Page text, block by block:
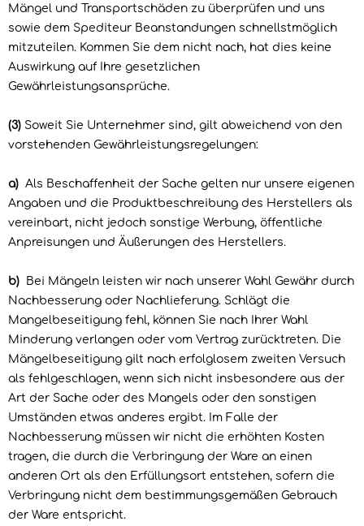
Mängel und Transportschäden zu überprüfen und uns
sowie dem Spediteur Beanstandungen schnellstmöglich
mitzuteilen. Kommen Sie dem nicht nach, hat dies keine
Auswirkung auf Ihre gesetzlichen
Gewährleistungsansprüche.
(3) Soweit Sie Unternehmer sind, gilt abweichend von den
vorstehenden Gewährleistungsregelungen:
a) Als Beschaffenheit der Sache gelten nur unsere eigenen
Angaben und die Produktbeschreibung des Herstellers als
vereinbart, nicht jedoch sonstige Werbung, öffentliche
Anpreisungen und Äußerungen des Herstellers.
b)
Bei Mängeln leisten wir nach unserer Wahl Gewähr durch
Nachbesserung oder Nachlieferung. Schlägt die
Mangelbeseitigung fehl, können Sie nach Ihrer Wahl
Minderung verlangen oder vom Vertrag zurücktreten. Die
Mängelbeseitigung gilt nach erfolglosem zweiten Versuch
als fehlgeschlagen, wenn sich nicht insbesondere aus der
Art der Sache oder des Mangels oder den sonstigen
Umständen etwas anderes ergibt. Im Falle der
Nachbesserung müssen wir nicht die erhöhten Kosten
tragen, die durch die Verbringung der Ware an einen
anderen Ort als den Erfüllungsort entstehen, sofern die
Verbringung nicht dem bestimmungsgemäßen Gebrauch
der Ware entspricht.